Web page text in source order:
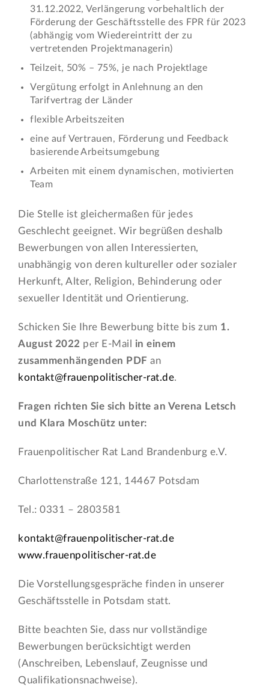
31.12.2022, Verlängerung vorbehaltlich der
Förderung der Geschäftsstelle des FPR für 2023
(abhängig vom Wiedereintritt der zu
vertretenden Projektmanagerin)
Teilzeit, 50% – 75%, je nach Projektlage
Vergütung erfolgt in Anlehnung an den
Tarifvertrag der Länder
flexible Arbeitszeiten
eine auf Vertrauen, Förderung und Feedback
basierende Arbeitsumgebung
Arbeiten mit einem dynamischen, motivierten
Team
Die Stelle ist gleichermaßen für jedes
Geschlecht geeignet. Wir begrüßen deshalb
Bewerbungen von allen Interessierten,
unabhängig von deren kultureller oder sozialer
Herkunft, Alter, Religion, Behinderung oder
sexueller Identität und Orientierung.
Schicken Sie Ihre Bewerbung bitte bis zum 1.
August 2022 per E-Mail in einem
zusammenhängenden PDF an
kontakt@frauenpolitischer-rat.de.
Fragen richten Sie sich bitte an Verena Letsch
und Klara Moschütz unter:
Frauenpolitischer Rat Land Brandenburg e.V.
Charlottenstraße 121, 14467 Potsdam
Tel.: 0331 – 2803581
kontakt@frauenpolitischer-rat.de
www.frauenpolitischer-rat.de
Die Vorstellungsgespräche finden in unserer
Geschäftsstelle in Potsdam statt.
Bitte beachten Sie, dass nur vollständige
Bewerbungen berücksichtigt werden
(Anschreiben, Lebenslauf, Zeugnisse und
Qualifikationsnachweise).